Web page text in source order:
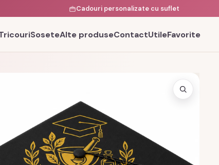
Cadouri personalizate cu suflet
SoseteAlte produseContactUtileFavorite